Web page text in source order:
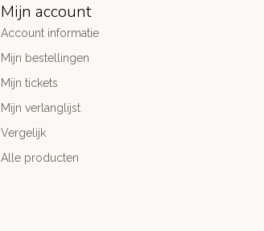
Mijn account
Account informatie
Mijn bestellingen
Mijn tickets
Mijn verlanglijst
Vergelijk
Alle producten